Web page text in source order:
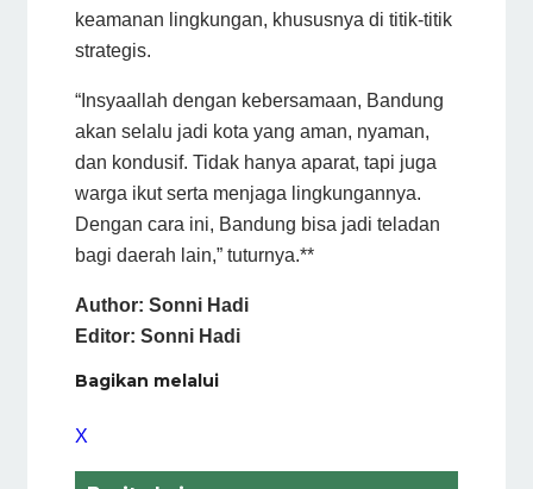
keamanan lingkungan, khususnya di titik-titik
strategis.
“Insyaallah dengan kebersamaan, Bandung
akan selalu jadi kota yang aman, nyaman,
dan kondusif. Tidak hanya aparat, tapi juga
warga ikut serta menjaga lingkungannya.
Dengan cara ini, Bandung bisa jadi teladan
bagi daerah lain,” tuturnya.**
Author: Sonni Hadi
Editor: Sonni Hadi
Bagikan melalui
X